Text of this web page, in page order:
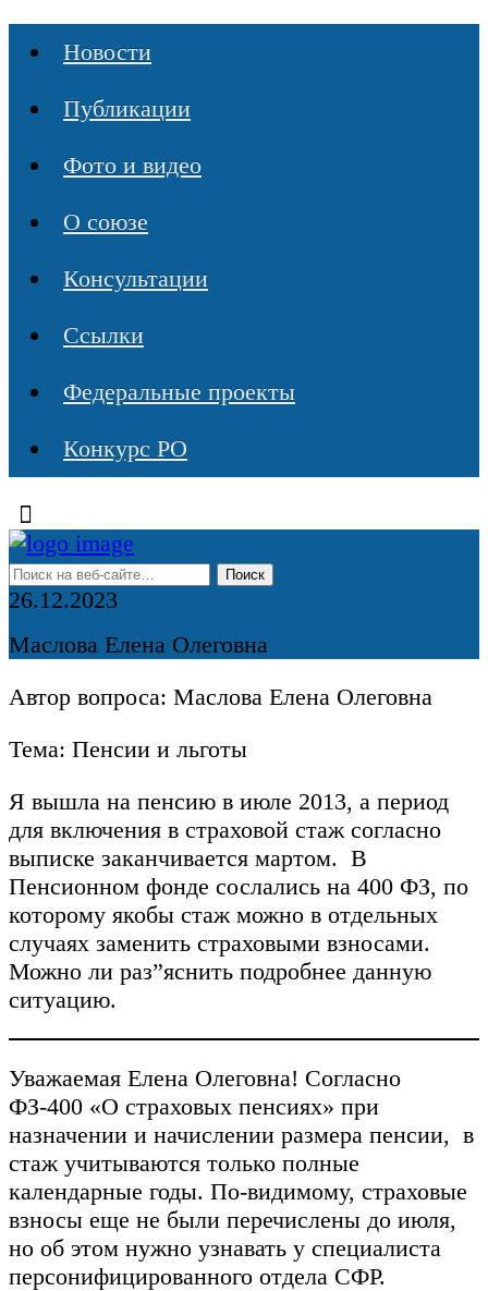
Новости
Публикации
Фото и видео
О союзе
Консультации
Ссылки
Федеральные проекты
Конкурс РО
26.12.2023
Маслова Елена Олеговна
Автор вопроса: Маслова Елена Олеговна
Тема: Пенсии и льготы
Я вышла на пенсию в июле 2013, а период
для включения в страховой стаж согласно
выписке заканчивается мартом. В
Пенсионном фонде сослались на 400 ФЗ, по
которому якобы стаж можно в отдельных
случаях заменить страховыми взносами.
Можно ли раз”яснить подробнее данную
ситуацию.
Уважаемая Елена Олеговна! Согласно
ФЗ-400 «О страховых пенсиях» при
назначении и начислении размера пенсии, в
стаж учитываются только полные
календарные годы. По-видимому, страховые
взносы еще не были перечислены до июля,
но об этом нужно узнавать у специалиста
персонифицированного отдела СФР.